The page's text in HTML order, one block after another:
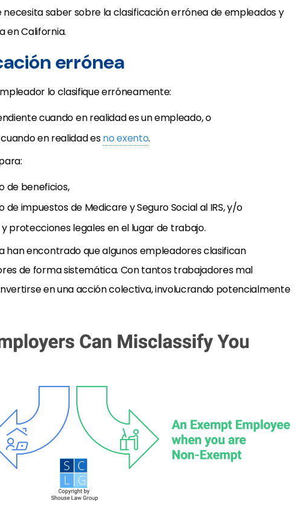
necesita saber sobre la clasificación errónea de empleados y
en California.
errónea
lo clasifique erróneamente:
cuando en realidad es un empleado, o
en realidad esno exento.
de beneficios,
impuestos de Medicare y Seguro Social al IRS, y/o
protecciones legales en el lugar de trabajo.
han encontrado que algunos empleadores clasifican
de forma sistemática. Con tantos trabajadores mal
en una acción colectiva, involucrando potencialmente